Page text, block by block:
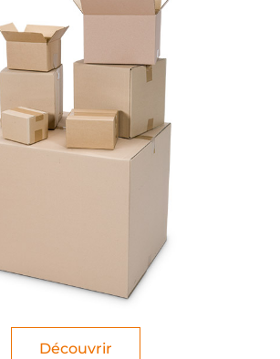
Découvrir